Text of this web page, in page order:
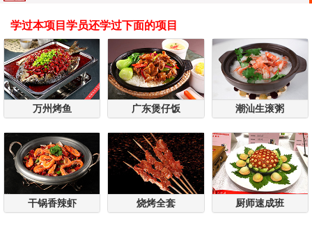
学过本项目学员还学过下面的项目
万州烤鱼 广东煲仔饭 潮汕生滚粥
干锅香辣虾 烧烤全套 厨师速成班